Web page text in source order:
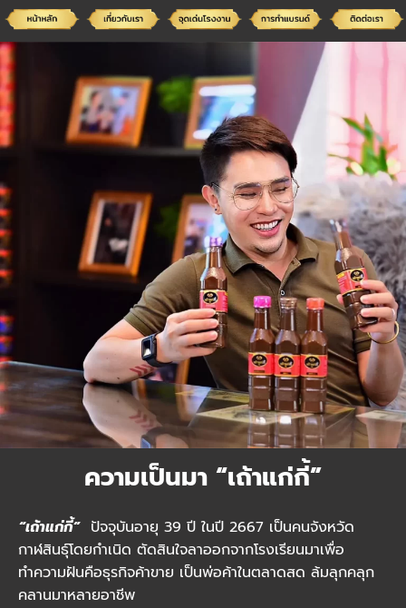
ความเป็นมา “เถ้าแก่กี้”
“เถ้าแก่กี้”ปัจจุบันอายุ 39 ปี ในปี 2667 เป็นคนจังหวัด
กาฬสินธุ์โดยกำเนิด ตัดสินใจลาออกจากโรงเรียนมาเพื่อ
ทำความฝันคือธุรกิจค้าขาย เป็นพ่อค้าในตลาดสด ล้มลุกคลุก
คลานมาหลายอาชีพ